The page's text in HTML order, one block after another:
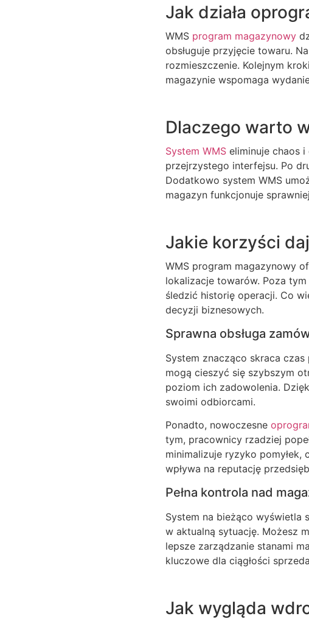
Jak działa
WMS program magazynowy
obsługuje przyjęcie towaru.
rozmieszczenie. Kolejnym
magazynie wspomaga
Dlaczego warto
System WMS eliminuje chaos
przejrzystego interfejsu. Po
Dodatkowo system WMS
magazyn funkcjonuje
Jakie korzyści
WMS program magazynowy
lokalizacje towarów. Poza
śledzić historię operacji. Co
decyzji biznesowych.
Sprawna obsługa
System znacząco skraca
mogą cieszyć się szybszym
poziom ich zadowolenia.
swoimi odbiorcami.
Ponadto, nowoczesne
tym, pracownicy rzadziej
minimalizuje ryzyko
wpływa na reputację
Pełna kontrola nad
System na bieżąco wyświetla
w aktualną sytuację. Możesz
lepsze zarządzanie stanami
kluczowe dla ciągłości
Jak wygląda